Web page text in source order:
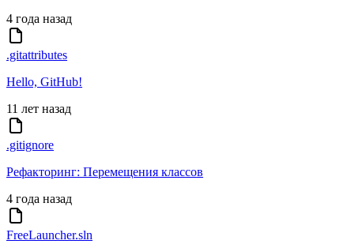
4 года назад
.gitattributes
Hello, GitHub!
11 лет назад
.gitignore
Рефакторинг: Перемещения классов
4 года назад
FreeLauncher.sln